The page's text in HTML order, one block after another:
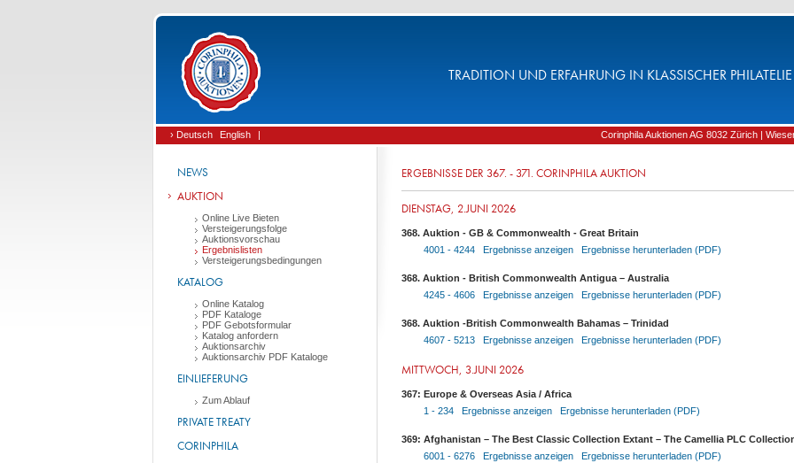
TRADITION UND ERFAHRUNG IN KLASSISCHER
› Deutsch English | Corinphila Auktionen AG 8032 Zürich |
NEWS
AUKTION
Online Live Bieten
Versteigerungsfolge
Auktionsvorschau
Ergebnislisten
Versteigerungsbedingungen
KATALOG
Online Katalog
PDF Kataloge
PDF Gebotsformular
Katalog anfordern
Auktionsarchiv
Auktionsarchiv PDF Kataloge
EINLIEFERUNG
Zum Ablauf
PRIVATE TREATY
CORINPHILA
ERGEBNISSE DER 367. - 371. CORINPHILA AUKTION
DIENSTAG, 2.JUNI 2026
368. Auktion - GB & Commonwealth - Great Britain
4001 - 4244 Ergebnisse anzeigen
Ergebnisse herunterladen (PDF)
368. Auktion - British Commonwealth Antigua – Australia
4245 - 4606 Ergebnisse anzeigen
Ergebnisse herunterladen (PDF)
368. Auktion -British Commonwealth Bahamas – Trinidad
4607 - 5213 Ergebnisse anzeigen
Ergebnisse herunterladen (PDF)
MITTWOCH, 3.JUNI 2026
367: Europe & Overseas Asia / Africa
1 - 234 Ergebnisse anzeigen
Ergebnisse herunterladen (PDF)
369: Afghanistan – The Best Classic Collection Extant – The Camellia PLC
6001 - 6276 Ergebnisse anzeigen
Ergebnisse herunterladen (PDF)